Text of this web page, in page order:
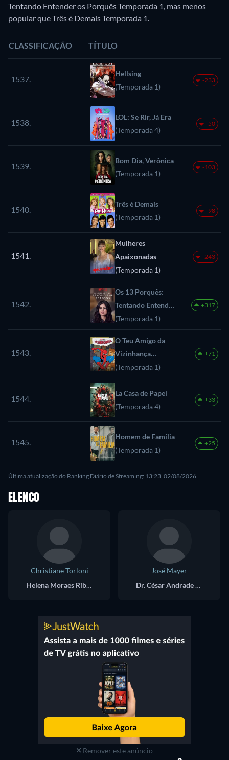
Tentando Entender os Porquês Temporada 1, mas menos
popular que Três é Demais Temporada 1.
CLASSIFICAÇÃO TÍTULO
1537.
Hellsing
(Temporada 1)
-233
1538.
LOL: Se Rir, Já Era
(Temporada 4)
-50
1539.
Bom Dia, Verônica
(Temporada 1)
-103
1540.
Três é Demais
(Temporada 1)
-98
1541.
Mulheres
Apaixonadas
(Temporada 1)
-243
1542.
Os 13 Porquês:
Tentando Entender
os Porquês
(Temporada 1)
+317
1543.
O Teu Amigo da
Vizinhança
Homem-Aranha
(Temporada 1)
+71
1544.
La Casa de Papel
(Temporada 4)
+33
1545.
Homem de Família
(Temporada 1)
+25
Última atualização do Ranking Diário de Streaming: 13:23, 02/08/2026
ELENCO
Christiane Torloni
Helena Moraes Ribeiro Alves
José Mayer
Dr. César Andrade de Melo
Remover este anúncio